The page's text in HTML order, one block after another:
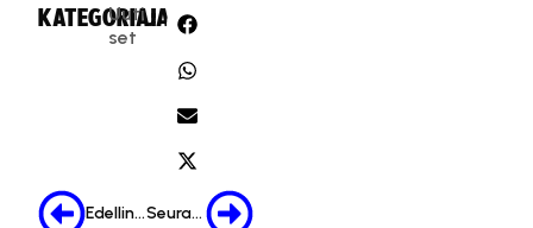
KATEGORIA:
Uuti
set
JAA:
Edellinen Seuraava